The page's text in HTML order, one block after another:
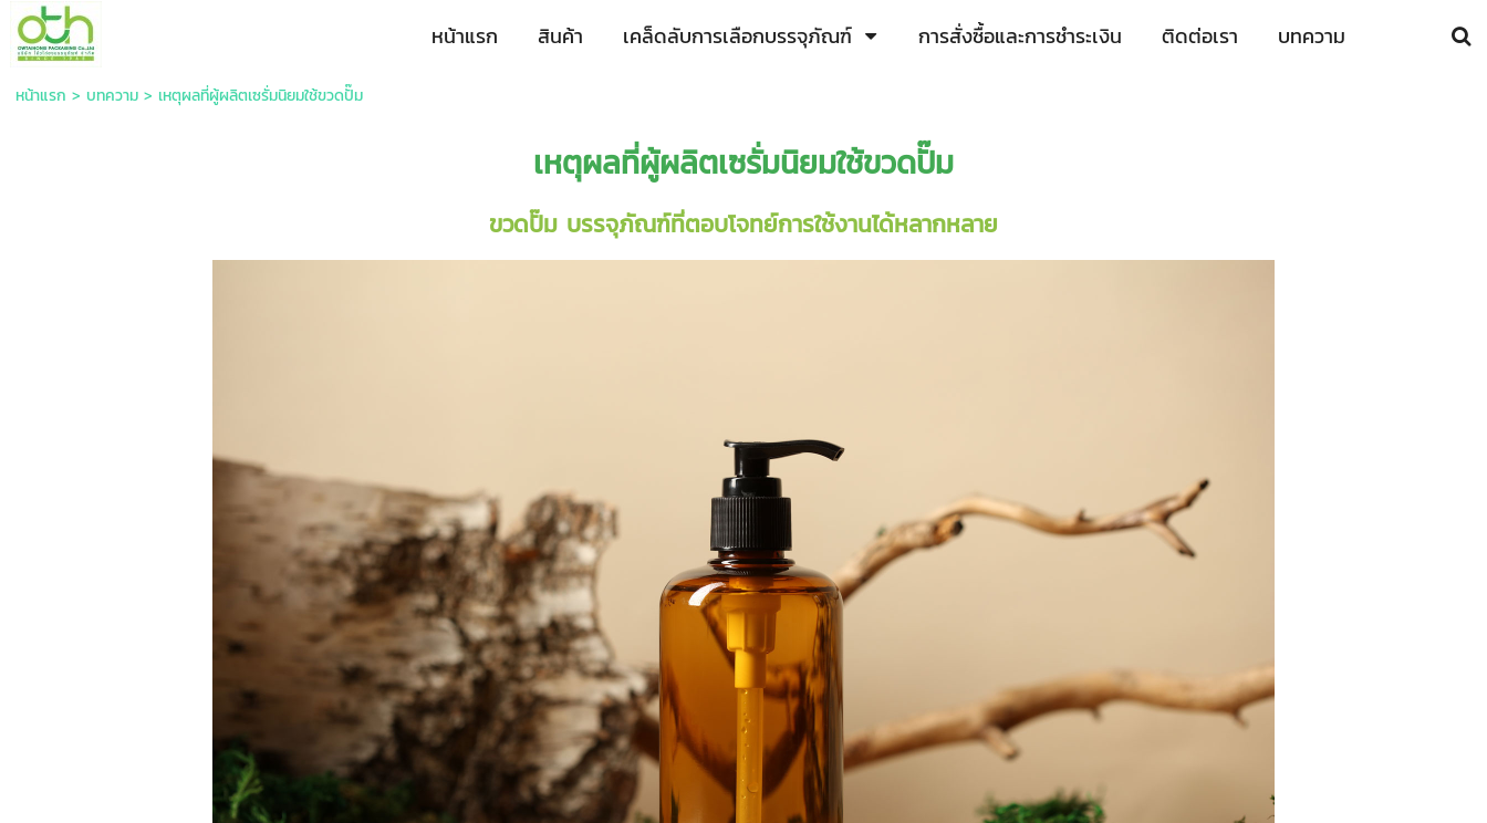
หน้าแรก สินค้า เคล็ดลับการเลือกบรรจุภัณฑ์ การสั่งซื้อและการชำระเงิน ติดต่อเรา บทความ
หน้าแรก > บทความ> เหตุผลที่ผู้ผลิตเซรั่มนิยมใช้ขวดปั๊ม
เหตุผลที่ผู้ผลิตเซรั่มนิยมใช้ขวดปั๊ม
ขวดปั๊ม บรรจุภัณฑ์ที่ตอบโจทย์การใช้งานได้หลากหลาย